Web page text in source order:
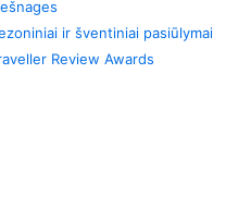
ir šventiniai pasiūlymai
Review Awards